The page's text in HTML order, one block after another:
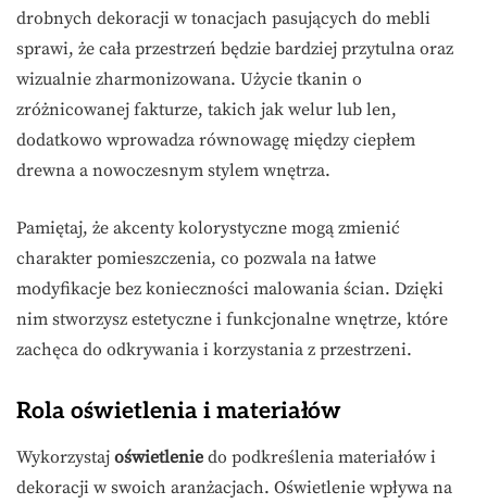
drobnych dekoracji w tonacjach pasujących do mebli
sprawi, że cała przestrzeń będzie bardziej przytulna oraz
wizualnie zharmonizowana. Użycie tkanin o
zróżnicowanej fakturze, takich jak welur lub len,
dodatkowo wprowadza równowagę między ciepłem
drewna a nowoczesnym stylem wnętrza.
Pamiętaj, że akcenty kolorystyczne mogą zmienić
charakter pomieszczenia, co pozwala na łatwe
modyfikacje bez konieczności malowania ścian. Dzięki
nim stworzysz estetyczne i funkcjonalne wnętrze, które
zachęca do odkrywania i korzystania z przestrzeni.
Rola oświetlenia i materiałów
Wykorzystaj oświetlenie do podkreślenia materiałów i
dekoracji w swoich aranżacjach. Oświetlenie wpływa na